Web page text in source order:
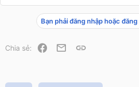
Bạn phải đăng nhập hoặc
Chia sẻ: Facebook
Email